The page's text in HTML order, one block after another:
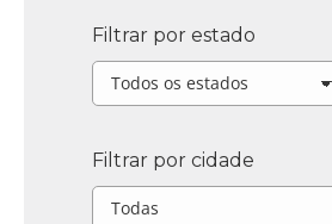
Filtrar por estado
Filtrar por cidade